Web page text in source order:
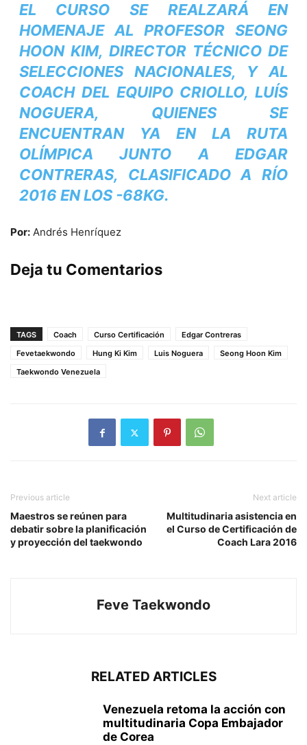
EL CURSO SE REALZARÁ EN
HOMENAJE AL PROFESOR SEONG
HOON KIM, DIRECTOR TÉCNICO DE
SELECCIONES NACIONALES, Y AL
COACH DEL EQUIPO CRIOLLO, LUÍS
NOGUERA, QUIENES SE
ENCUENTRAN YA EN LA RUTA
OLÍMPICA JUNTO A EDGAR
CONTRERAS, CLASIFICADO A RÍO
2016 EN LOS -68KG.
Por: Andrés Henríquez
Deja tu Comentarios
TAGS Coach Curso Certificación
Edgar Contreras
Fevetaekwondo
Hung Ki Kim Luis Noguera
Seong Hoon Kim
Taekwondo Venezuela
Previous article
Maestros se reúnen para
debatir sobre la planificación
y proyección del taekwondo
Next article
Multitudinaria asistencia en
el Curso de Certificación de
Coach Lara 2016
Feve Taekwondo
RELATED ARTICLES
Venezuela retoma la acción con
multitudinaria Copa Embajador
de Corea